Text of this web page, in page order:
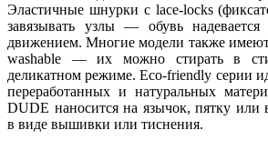
Эластичные шнурки с lace-locks
завязывать узлы — обувь
движением. Многие модели также
washable — их можно стирать в
деликатном режиме. Eco-friendly серии
переработанных и натуральных
DUDE наносится на язычок, пятку
в виде вышивки или тиснения.